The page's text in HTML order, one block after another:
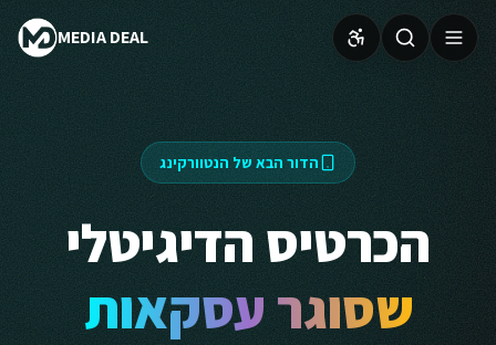
MEDIA DEAL
הדור הבא של הנטוורקינג
הכרטיס הדיגיטלי
שסוגר עסקאות